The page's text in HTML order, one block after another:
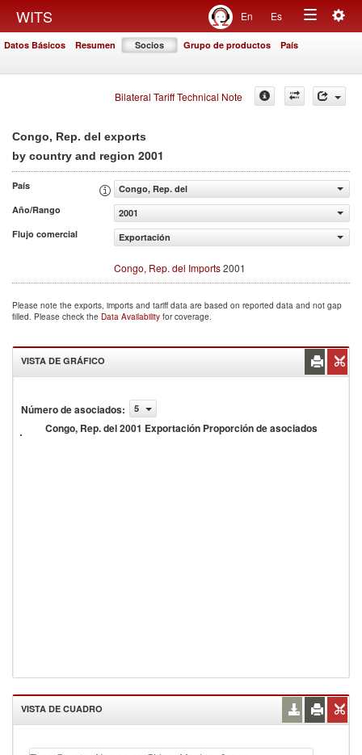
WITS En Es
Toggle
Datos Básicos Resumen Socios Grupo de productos País
Bilateral Tariff Technical Note
Congo, Rep. del exports
by country and region 2001
País
Congo, Rep. del
Año/Rango
2001
Flujo comercial
Exportación
Congo, Rep. del Imports2001
Please note the exports, imports and tariff data are based on reported data and not gap
filled. Please check the Data Availability for coverage.
VISTA DE GRÁFICO
Número de asociados: 5
Congo, Rep. del 2001 Exportación Proporción de asociados
del
VISTA DE CUADRO